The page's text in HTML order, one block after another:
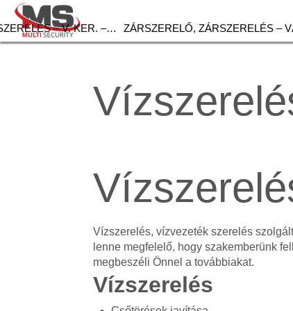
– V. KER. –… ZÁRSZERELŐ, ZÁRSZERELÉS –
Vízszerelés, vízvezeték szerelés
lenne megfelelő, hogy szakemberünk
megbeszéli Önnel a továbbiakat.
Vízszerelés